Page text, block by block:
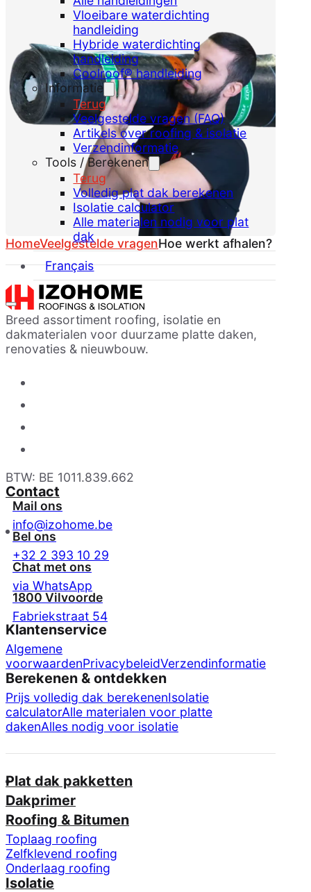
Vloeibare waterdichting
handleiding
Hybride waterdichting
handleiding
Coolroof® handleiding
Informatie
Terug
Veelgestelde vragen (FAQ)
Artikels over roofing & isolatie
Verzendinformatie
Tools / Berekenen
Terug
Volledig plat dak berekenen
Isolatie calculator
Alle materialen nodig voor plat
dak
Français
HomeVeelgestelde vragenHoe werkt afhalen?
Breed assortiment roofing, isolatie en
dakmaterialen voor duurzame platte daken,
renovaties & nieuwbouw.
BTW: BE 1011.839.662
Contact
Mail ons
info@izohome.be
Bel ons
+32 2 393 10 29
Chat met ons
via WhatsApp
1800 Vilvoorde
Fabriekstraat 54
Klantenservice
Algemene
voorwaardenPrivacybeleidVerzendinformatie
Berekenen & ontdekken
Prijs volledig dak berekenenIsolatie
calculatorAlle materialen voor platte
dakenAlles nodig voor isolatie
Plat dak pakketten
Dakprimer
Roofing & Bitumen
Toplaag roofing
Zelfklevend roofing
Onderlaag roofing
Isolatie